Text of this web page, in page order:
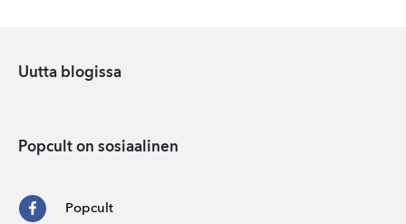
Uutta blogissa
Popcult on sosiaalinen
Popcult